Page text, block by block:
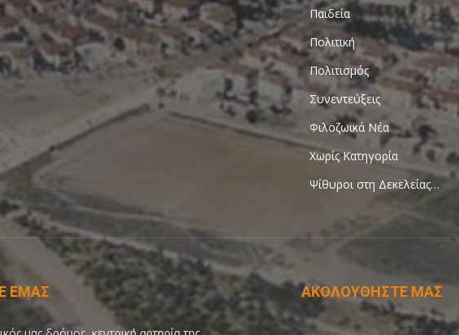
Παιδεία
Πολιτική
Πολιτισμός
Συνεντεύξεις
Φιλοζωικά Νέα
Χωρίς Κατηγορία
Ψίθυροι στη Δεκελείας…
ΕΜΑΣ ΑΚΟΛΟΥΘΗΣΤΕ ΜΑΣ